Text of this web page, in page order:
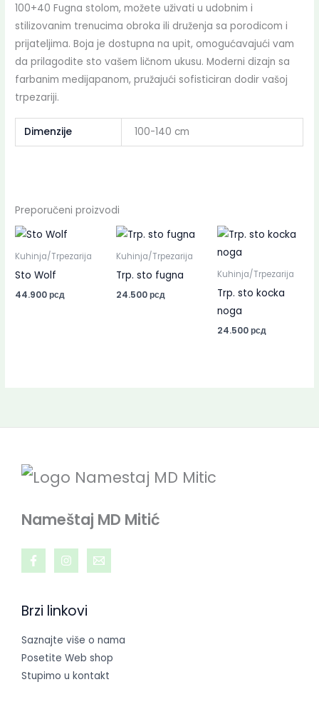
100+40 Fugna stolom, možete uživati u udobnim i
stilizovanim trenucima obroka ili druženja sa porodicom i
prijateljima. Boja je dostupna na upit, omogućavajući vam
da prilagodite sto vašem ličnom ukusu. Moderni dizajn sa
farbanim medijapanom, pružajući sofisticiran dodir vašoj
trpezariji.
Dimenzije 100-140 cm
Preporučeni proizvodi
Kuhinja/Trpezarija
Sto Wolf
44.900рсд
Kuhinja/Trpezarija
Trp. sto fugna
24.500рсд
Kuhinja/Trpezarija
Trp. sto kocka
noga
24.500рсд
Nameštaj MD Mitić
Brzi linkovi
Saznajte više o nama
Posetite Web shop
Stupimo u kontakt